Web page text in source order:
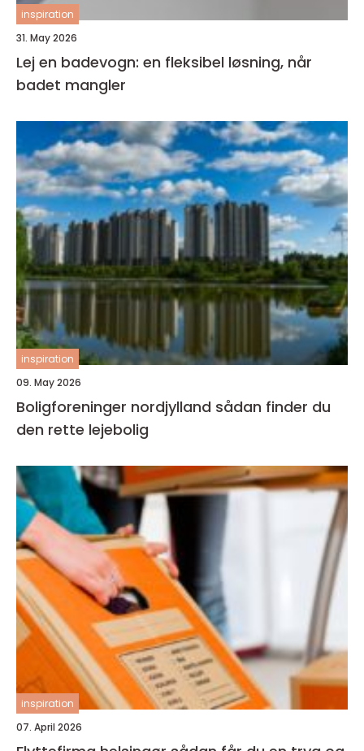
inspiration
31. May 2026
Lej en badevogn: en fleksibel løsning, når
badet mangler
inspiration
09. May 2026
Boligforeninger nordjylland sådan finder du
den rette lejebolig
inspiration
07. April 2026